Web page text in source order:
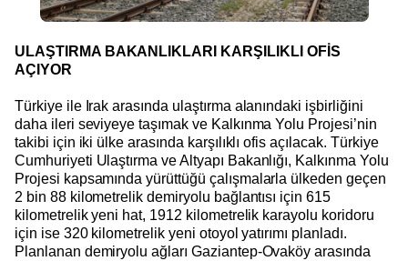
ULAŞTIRMA BAKANLIKLARI KARŞILIKLI OFİS
AÇIYOR
Türkiye ile Irak arasında ulaştırma alanındaki işbirliğini
daha ileri seviyeye taşımak ve Kalkınma Yolu Projesi’nin
takibi için iki ülke arasında karşılıklı ofis açılacak. Türkiye
Cumhuriyeti Ulaştırma ve Altyapı Bakanlığı, Kalkınma Yolu
Projesi kapsamında yürüttüğü çalışmalarla ülkeden geçen
2 bin 88 kilometrelik demiryolu bağlantısı için 615
kilometrelik yeni hat, 1912 kilometrelik karayolu koridoru
için ise 320 kilometrelik yeni otoyol yatırımı planladı.
Planlanan demiryolu ağları Gaziantep-Ovaköy arasında